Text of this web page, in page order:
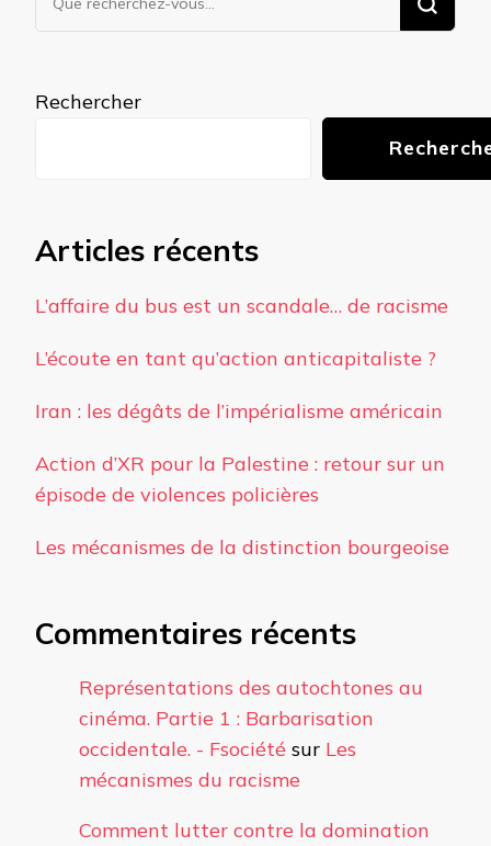
recherchiez
Rechercher
Articles récents
L’affaire du bus est un scandale… de racisme
L’écoute en tant qu’action anticapitaliste ?
Iran : les dégâts de l’impérialisme américain
Action d’XR pour la Palestine : retour sur un
épisode de violences policières
Les mécanismes de la distinction bourgeoise
Commentaires récents
Représentations des autochtones au
cinéma. Partie 1 : Barbarisation
occidentale. - Fsociété sur Les
mécanismes du racisme
Comment lutter contre la domination